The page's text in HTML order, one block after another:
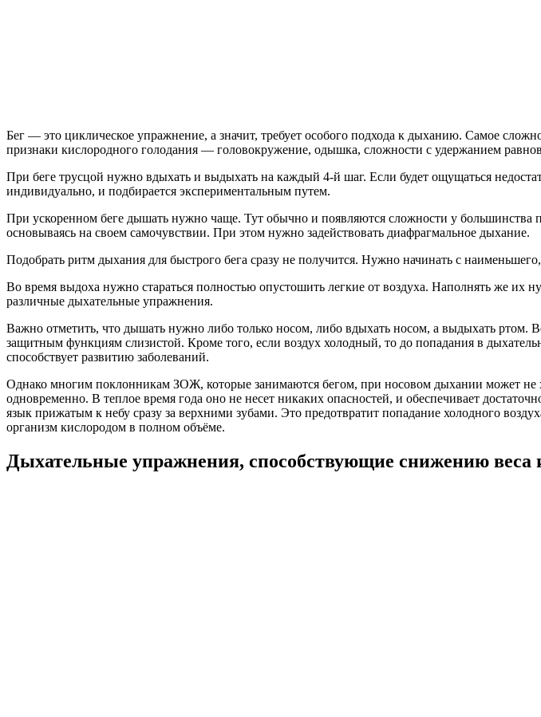
Бег — это циклическое упражнение, а значит, требует особого подхода к дыханию. Самое
признаки кислородного голодания — головокружение, одышка, сложности с удержанием
При беге трусцой нужно вдыхать и выдыхать на каждый 4-й шаг. Если будет ощущаться
индивидуально, и подбирается экспериментальным путем.
При ускоренном беге дышать нужно чаще. Тут обычно и появляются сложности у
основываясь на своем самочувствии. При этом нужно задействовать диафрагмальное дыхание.
Подобрать ритм дыхания для быстрого бега сразу не получится. Нужно начинать с
Во время выдоха нужно стараться полностью опустошить легкие от воздуха. Наполнять же их
различные дыхательные упражнения.
Важно отметить, что дышать нужно либо только носом, либо вдыхать носом, а выдыхать ртом.
защитным функциям слизистой. Кроме того, если воздух холодный, то до попадания в
способствует развитию заболеваний.
Однако многим поклонникам ЗОЖ, которые занимаются бегом, при носовом дыхании может не
одновременно. В теплое время года оно не несет никаких опасностей, и обеспечивает
язык прижатым к небу сразу за верхними зубами. Это предотвратит попадание холодного
организм кислородом в полном объёме.
Дыхательные упражнения, способствующие снижению веса